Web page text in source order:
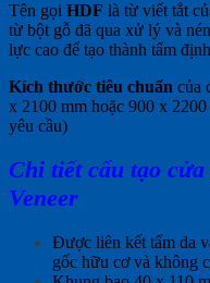
Tên gọi HDF là từ viết tắt
từ bột gỗ đã qua xử lý và
lực cao để tạo thành tấm
Kích thước tiêu chuẩn của
x 2100 mm hoặc 900 x
yêu cầu)
Chi tiết cấu tạo
Veneer
Được liên kết tấm da
gốc hữu cơ và không